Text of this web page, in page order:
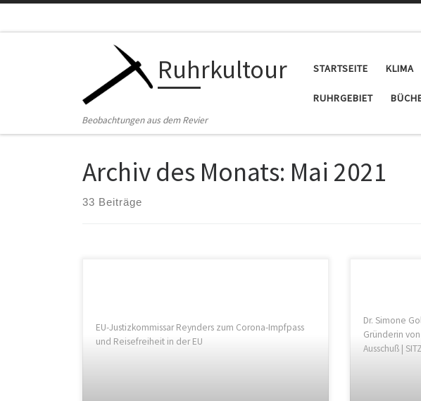
Ruhrkultour
Beobachtungen aus dem Revier
STARTSEITE KLIMA
RUHRGEBIET
Archiv des Monats: Mai 2021
33 Beiträge
EU-Justizkommissar Reynders zum Corona-Impfpass
und Reisefreiheit in der EU
Dr. Simone
Gründerin
Ausschuß |